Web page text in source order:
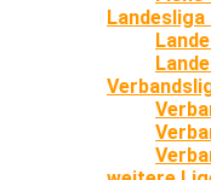
Landesliga